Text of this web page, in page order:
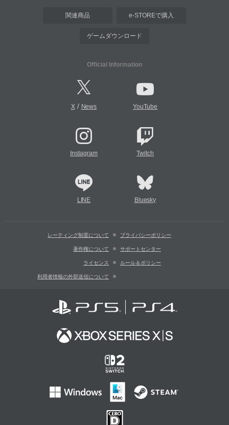
関連商品 e-STOREで購入
ゲームダウンロード
Official Information
X/ News YouTube
Instagram Twitch
LINE Bluesky
レーティング制度について プライバシーポリシー
著作権について サポートセンター
ライセンス ルール＆ポリシー
利用者情報の外部送信について